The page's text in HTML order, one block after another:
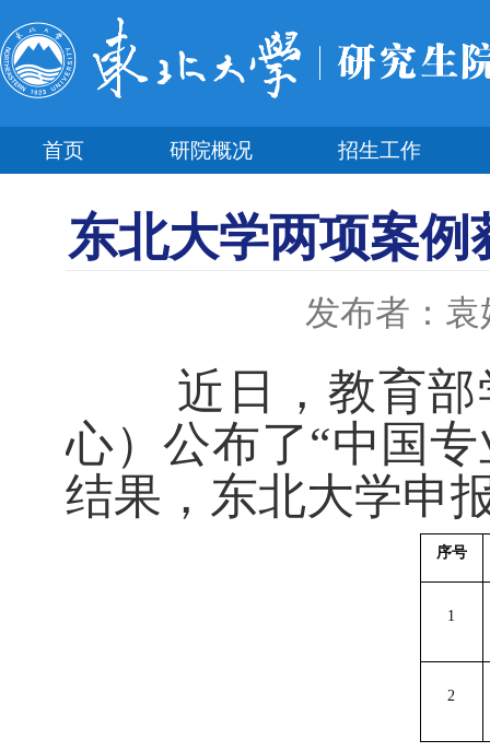
首页 研院概况 招生工作
东北大学两项案例
发布者：袁
近日，教育部学
心）公布了“中国
结果，东北大学申
序号
1
2